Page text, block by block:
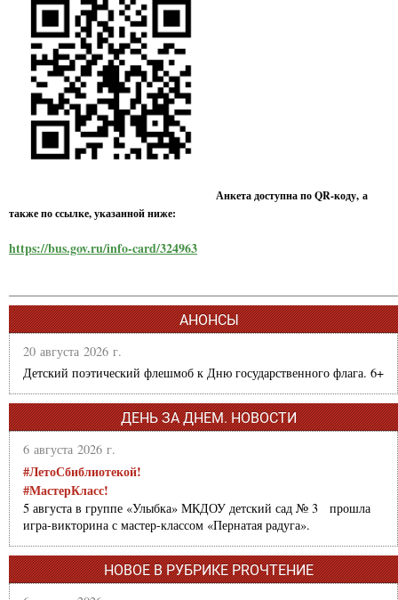
Анкета доступна по QR-коду, а
также по ссылке, указанной ниже:
https://bus.gov.ru/info-card/324963
АНОНСЫ
20 августа 2026 г.
Детский поэтический флешмоб к Дню государственного флага. 6+
ДЕНЬ ЗА ДНЕМ. НОВОСТИ
6 августа 2026 г.
#ЛетоСбиблиотекой!
#МастерКласс!
5 августа в группе «Улыбка» МКДОУ детский сад № 3 прошла
игра-викторина с мастер-классом «Пернатая радуга».
НОВОЕ В РУБРИКЕ PROЧТЕНИЕ